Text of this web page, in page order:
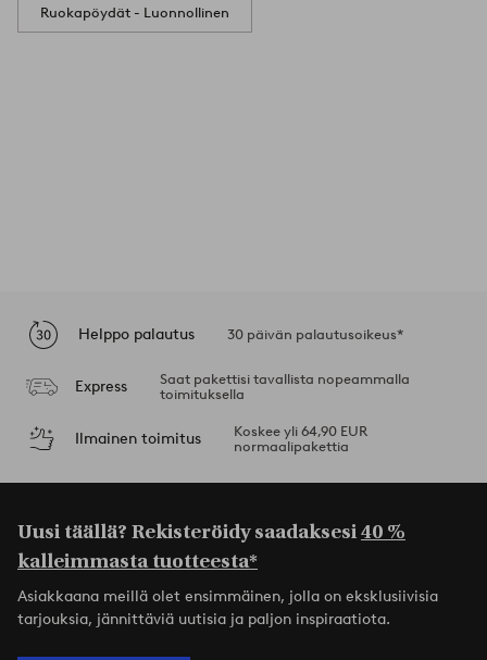
Ruokapöydät - Luonnollinen
Helppo palautus 30 päivän palautusoikeus*
Express
Saat pakettisi tavallista nopeammalla
toimituksella
Ilmainen toimitus
Koskee yli 64,90 EUR
normaalipakettia
Uusi täällä? Rekisteröidy saadaksesi40 %
kalleimmasta tuotteesta*
Asiakkaana meillä olet ensimmäinen, jolla on eksklusiivisia
tarjouksia, jännittäviä uutisia ja paljon inspiraatiota.